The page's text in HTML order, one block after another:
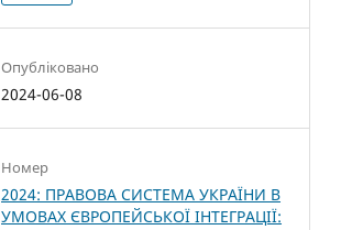
Опубліковано
2024-06-08
Номер
2024: ПРАВОВА СИСТЕМА УКРАЇНИ В
УМОВАХ ЄВРОПЕЙСЬКОЇ ІНТЕГРАЦІЇ: